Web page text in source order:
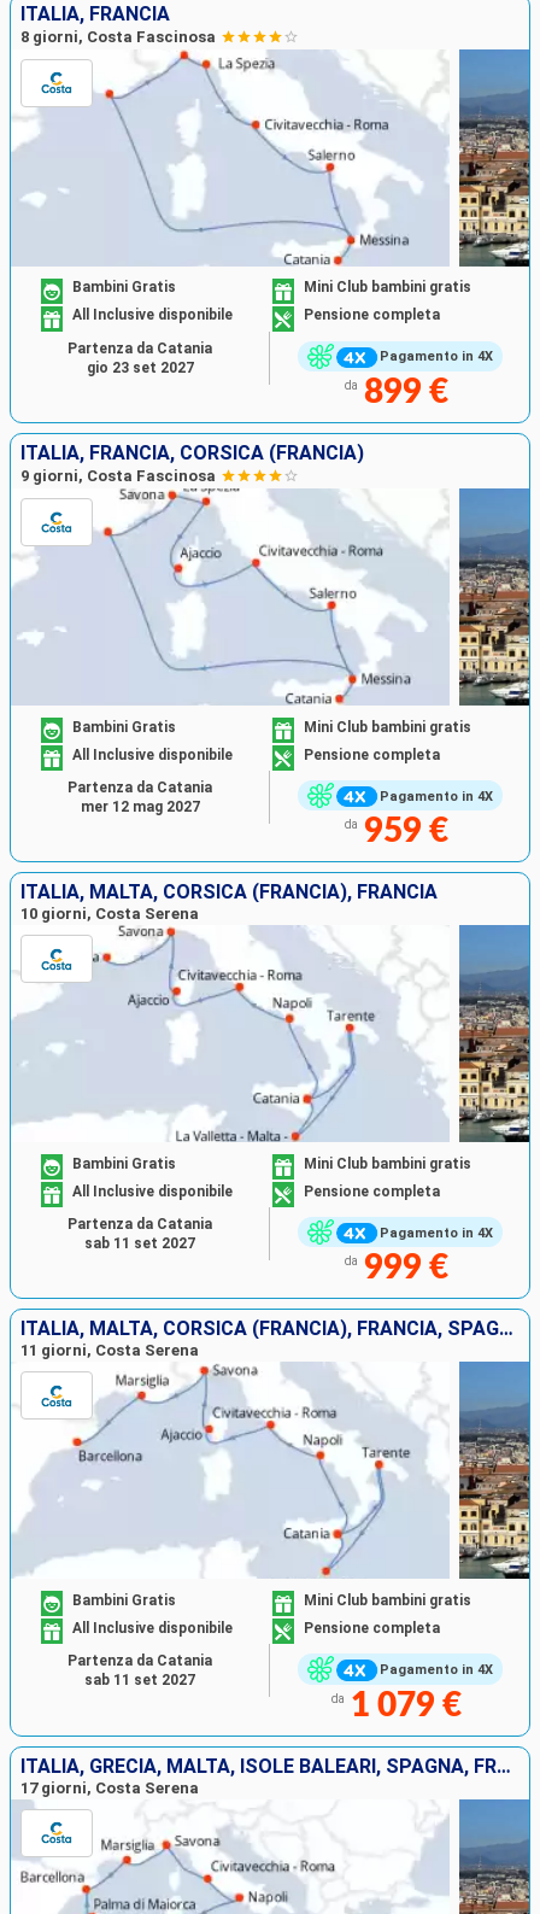
ITALIA, FRANCIA
8 giorni, Costa Fascinosa
Pagamento in 4X
Bambini Gratis
Mini Club bambini gratis
All Inclusive disponibile
Pensione completa
da 899 €
Partenza da Catania
gio 23 set 2027
ITALIA, FRANCIA, CORSICA (FRANCIA)
9 giorni, Costa Fascinosa
Pagamento in 4X
Bambini Gratis
Mini Club bambini gratis
All Inclusive disponibile
Pensione completa
da 959 €
Partenza da Catania
mer 12 mag 2027
ITALIA, MALTA, CORSICA (FRANCIA), FRANCIA
10 giorni, Costa Serena
Pagamento in 4X
Bambini Gratis
Mini Club bambini gratis
All Inclusive disponibile
Pensione completa
da 999 €
Partenza da Catania
sab 11 set 2027
ITALIA, MALTA, CORSICA (FRANCIA), FRANCIA, SPAGNA
11 giorni, Costa Serena
Pagamento in 4X
Bambini Gratis
Mini Club bambini gratis
All Inclusive disponibile
Pensione completa
da 1 079 €
Partenza da Catania
sab 11 set 2027
ITALIA, GRECIA, MALTA, ISOLE BALEARI, SPAGNA, FRANCIA
17 giorni, Costa Serena